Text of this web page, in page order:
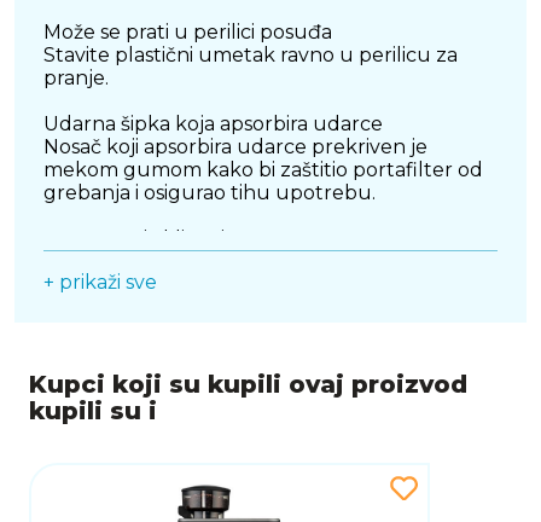
Može se prati u perilici posuđa
Stavite plastični umetak ravno u perilicu za
pranje.
Udarna šipka koja apsorbira udarce
Nosač koji apsorbira udarce prekriven je
mekom gumom kako bi zaštitio portafilter od
grebanja i osigurao tihu upotrebu.
kutije za udarce, smanjuju buku i štite
Perfetta Knock Box može se lako rastaviti i
ponovno sastaviti radi brzog i jednostavnog
čišćenja.
Sa svojim kapacitetom od 700 ml, Perfetta
Knock Box sadrži dosta mjesta za talog kave, a
+ prikaži sve
Kupci koji su kupili ovaj proizvod
kupili su i